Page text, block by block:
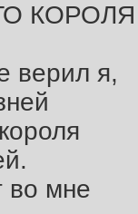
КОРОЛЯ
верил я,
во мне